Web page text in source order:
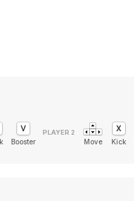
Booster Move Kick